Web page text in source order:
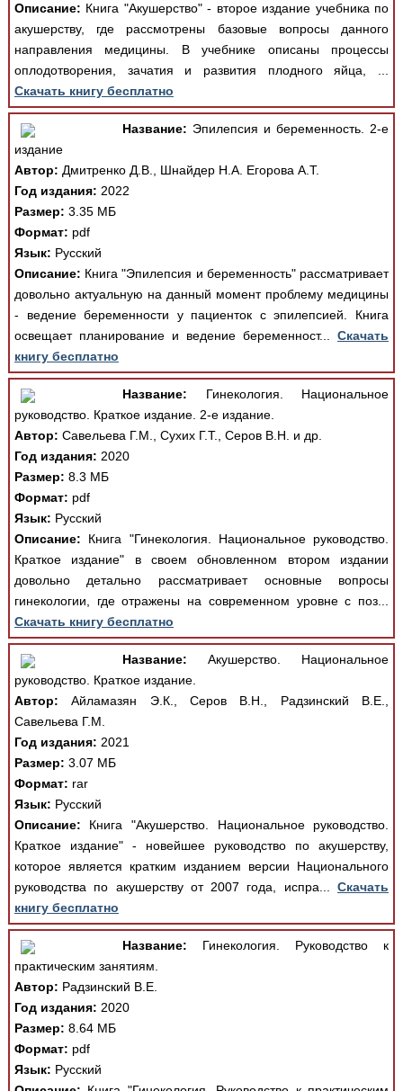
Описание: Книга "Акушерство" - второе издание учебника по
акушерству, где рассмотрены базовые вопросы данного
направления медицины. В учебнике описаны процессы
оплодотворения, зачатия и развития плодного яйца, ...
Скачать книгу бесплатно
Название: Эпилепсия и беременность. 2-е
издание
Автор: Дмитренко Д.В., Шнайдер Н.А. Егорова А.Т.
Год издания: 2022
Размер: 3.35 МБ
Формат: pdf
Язык: Русский
Описание: Книга "Эпилепсия и беременность" рассматривает
довольно актуальную на данный момент проблему медицины
- ведение беременности у пациенток с эпилепсией. Книга
освещает планирование и ведение беременност...Скачать
книгу бесплатно
Название: Гинекология. Национальное
руководство. Краткое издание. 2-е издание.
Автор: Савельева Г.М., Сухих Г.Т., Серов В.Н. и др.
Год издания: 2020
Размер: 8.3 МБ
Формат: pdf
Язык: Русский
Описание: Книга "Гинекология. Национальное руководство.
Краткое издание" в своем обновленном втором издании
довольно детально рассматривает основные вопросы
гинекологии, где отражены на современном уровне с поз...
Скачать книгу бесплатно
Название: Акушерство. Национальное
руководство. Краткое издание.
Автор: Айламазян Э.К., Серов В.Н., Радзинский В.Е.,
Савельева Г.М.
Год издания: 2021
Размер: 3.07 МБ
Формат: rar
Язык: Русский
Описание: Книга "Акушерство. Национальное руководство.
Краткое издание" - новейшее руководство по акушерству,
которое является кратким изданием версии Национального
руководства по акушерству от 2007 года, испра...Скачать
книгу бесплатно
Название: Гинекология. Руководство к
практическим занятиям.
Автор: Радзинский В.Е.
Год издания: 2020
Размер: 8.64 МБ
Формат: pdf
Язык: Русский